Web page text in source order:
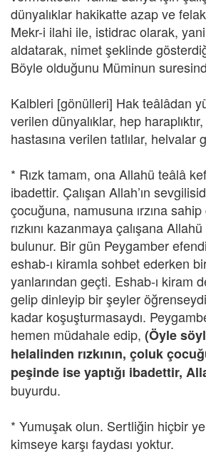
dünyalıklar hakikatte azap ve
Mekr-i ilahi ile, istidrac olarak,
aldatarak, nimet şeklinde
Böyle olduğunu Müminun
Kalbleri [gönülleri] Hak teâlâdan
verilen dünyalıklar, hep
hastasına verilen tatlılar, helvalar
* Rızk tamam, ona Allahü teâlâ
ibadettir. Çalışan Allah’ın
çocuğuna, namusuna ırzına
rızkını kazanmaya çalışana
bulunur. Bir gün Peygamber
eshab-ı kiramla sohbet ederken
yanlarından geçti. Eshab-ı kiram
gelip dinleyip bir şeyler
kadar koşuşturmasaydı.
hemen müdahale edip, (Öyle
helalinden rızkının, çoluk
peşinde ise yaptığı ibadettir,
buyurdu.
* Yumuşak olun. Sertliğin hiçbir
kimseye karşı faydası yoktur.